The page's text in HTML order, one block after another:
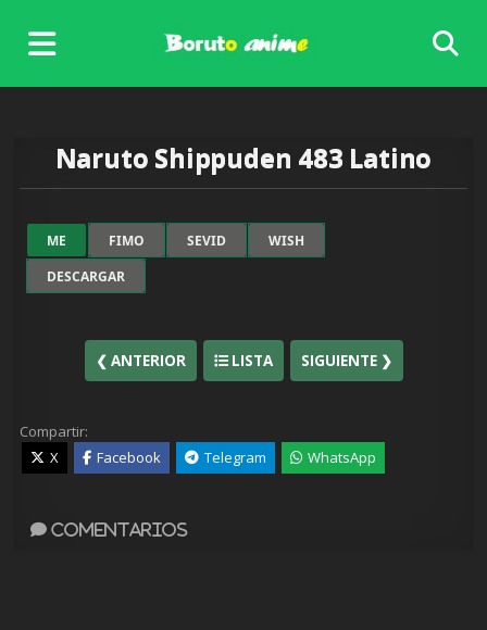
content
Naruto Shippuden 483 Latino
ME FIMO SEVID
WISH
DESCARGAR
❮ ANTERIOR LISTA SIGUIENTE ❯
Compartir:
X
Facebook Telegram WhatsApp
Comentarios